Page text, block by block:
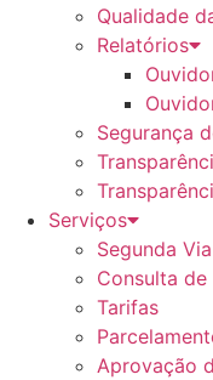
Qualidade
Relatórios
Segurança
Serviços
Segunda
Consulta de
Tarifas
Aprovação